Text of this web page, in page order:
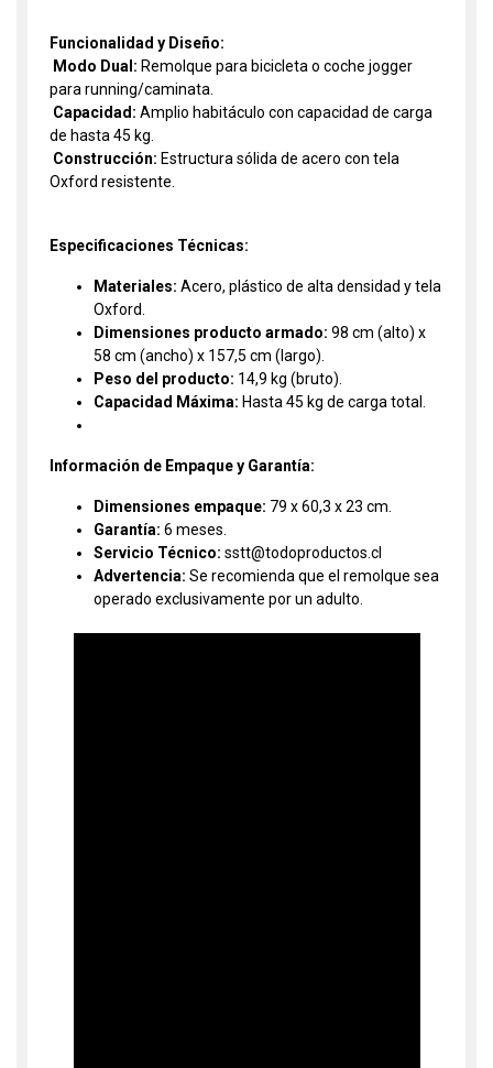
Funcionalidad y Diseño:
Modo Dual: Remolque para bicicleta o coche jogger
para running/caminata.
Capacidad: Amplio habitáculo con capacidad de carga
de hasta 45 kg.
Construcción: Estructura sólida de acero con tela
Oxford resistente.
Especificaciones Técnicas:
Materiales: Acero, plástico de alta densidad y tela
Oxford.
Dimensiones producto armado: 98 cm (alto) x
58 cm (ancho) x 157,5 cm (largo).
Peso del producto: 14,9 kg (bruto).
Capacidad Máxima: Hasta 45 kg de carga total.
Información de Empaque y Garantía:
Dimensiones empaque: 79 x 60,3 x 23 cm.
Garantía: 6 meses.
Servicio Técnico: sstt@todoproductos.cl
Advertencia: Se recomienda que el remolque sea
operado exclusivamente por un adulto.